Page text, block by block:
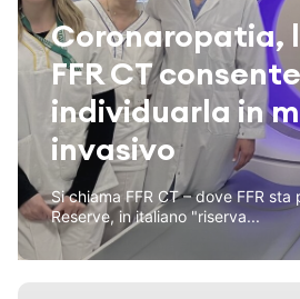
Coronaropatia,
FFR CT
individuarla in
invasivo
Si chiama FFR CT – dove FFR
Reserve, in italiano "riserva...